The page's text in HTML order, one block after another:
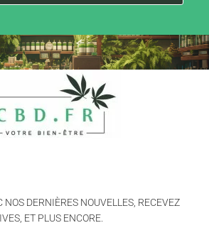
NOS DERNIÈRES NOUVELLES, RECEVEZ
ET PLUS ENCORE.